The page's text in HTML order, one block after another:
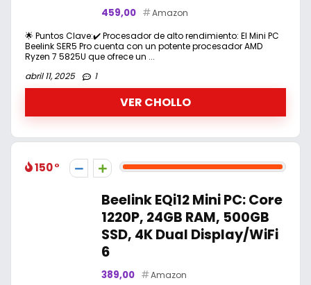
459,00
Amazon
🌟 Puntos Clave:✔️ Procesador de alto rendimiento: El Mini PC
Beelink SER5 Pro cuenta con un potente procesador AMD
Ryzen 7 5825U que ofrece un ...
abril 11, 2025
1
VER CHOLLO
150
Beelink EQi12 Mini PC: Core
1220P, 24GB RAM, 500GB
SSD, 4K Dual Display/WiFi
6
389,00 Amazon